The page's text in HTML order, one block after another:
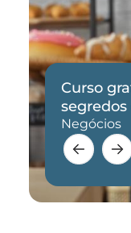
Curso
eficaz
Negócios